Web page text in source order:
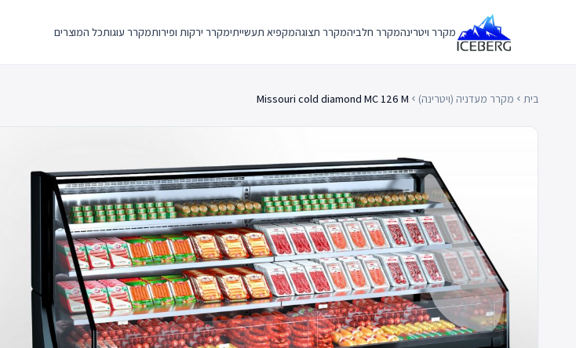
מקרר ויטרינהמקרר חלביהמקרר תצוגהמקפיא תעשייתימקרר ירקות ופירותמקרר עוגותכל המוצרים
בית chevron_left מקרר מעדניה (ויטרינה) chevron_left
Missouri cold diamond MC 126 M